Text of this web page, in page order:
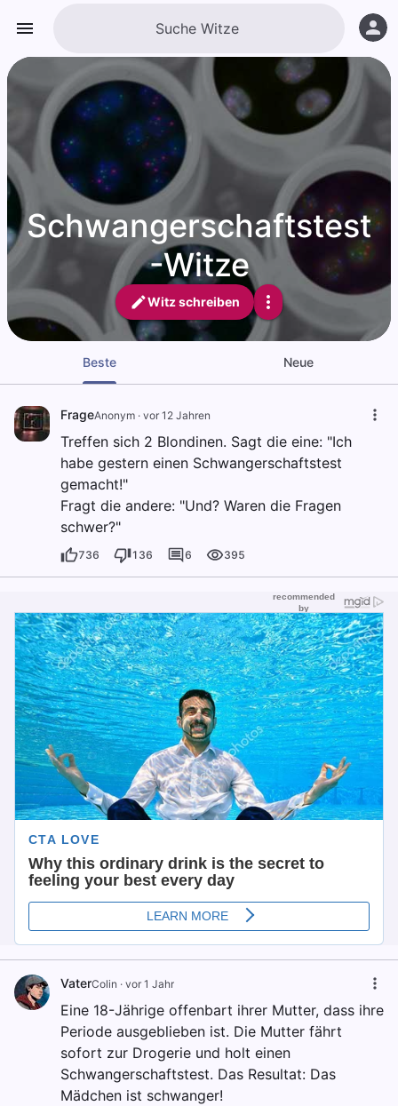
Schwangerschaftstest
-Witze
Witz schreiben
Beste Neue
FrageAnonym · vor 12 Jahren
Treffen sich 2 Blondinen. Sagt die eine: "Ich
habe gestern einen Schwangerschaftstest
gemacht!"
Fragt die andere: "Und? Waren die Fragen
schwer?"
736 136 6 395
VaterColin · vor 1 Jahr
Eine 18-Jährige offenbart ihrer Mutter, dass ihre
Periode ausgeblieben ist. Die Mutter fährt
sofort zur Drogerie und holt einen
Schwangerschaftstest. Das Resultat: Das
Mädchen ist schwanger!